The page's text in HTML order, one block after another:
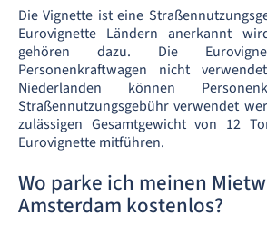
Die Vignette ist eine
Eurovignette Ländern anerkannt
gehören dazu. Die
Personenkraftwagen nicht
Niederlanden können
Straßennutzungsgebühr verwendet
zulässigen Gesamtgewicht von 12
Eurovignette mitführen.
Wo parke ich meinen
Amsterdam kostenlos?